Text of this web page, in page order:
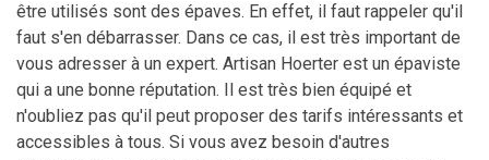
être utilisés sont des épaves. En effet, il faut rappeler qu'il
faut s'en débarrasser. Dans ce cas, il est très important de
vous adresser à un expert. Artisan Hoerter est un épaviste
qui a une bonne réputation. Il est très bien équipé et
n'oubliez pas qu'il peut proposer des tarifs intéressants et
accessibles à tous. Si vous avez besoin d'autres